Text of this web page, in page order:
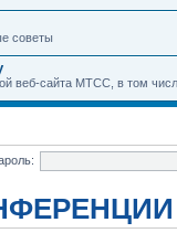
советы
веб-сайта МТСС, в том